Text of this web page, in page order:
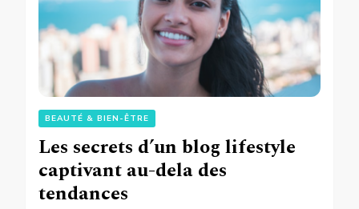
BEAUTÉ & BIEN-ÊTRE
Les secrets d’un blog lifestyle
captivant au-dela des
tendances